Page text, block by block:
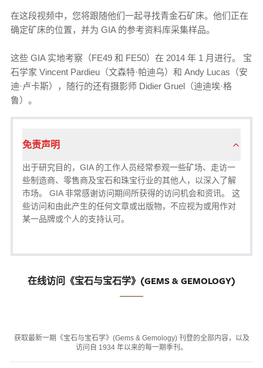
在这段视频中，您将跟随他们一起寻找青金石矿床。他们正在
确定矿床的位置，并为 GIA 的参考资料库采集样品。
这些 GIA 实地考察（FE49 和 FE50）在 2014 年 1 月进行。 宝
石学家 Vincent Pardieu（文森特·帕迪乌）和 Andy Lucas（安
迪·卢卡斯），随行的还有摄影师 Didier Gruel（迪迪埃·格
鲁）。
免责声明
出于研究目的，GIA 的工作人员经常参观一些矿场、走访一
些制造商、零售商及宝石和珠宝行业的其他人，以深入了解
市场。 GIA 非常感谢访问期间所获得的访问机会和资讯。 这
些访问和由此产生的任何文章或出版物，不应视为或用作对
某一品牌或个人的支持认可。
在线访问《宝石与宝石学》(GEMS & GEMOLOGY)
获取最新一期《宝石与宝石学》(Gems & Gemology) 刊登的全部内容，以及
访问自 1934 年以来的每一期季刊。